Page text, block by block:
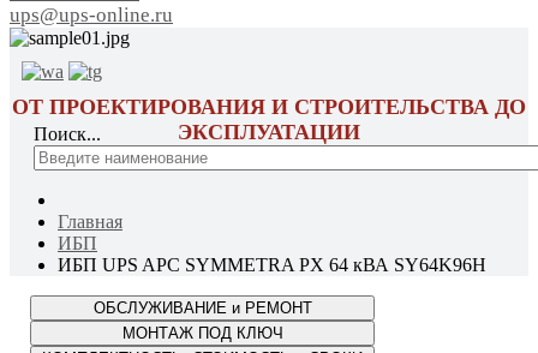
ups@ups-online.ru
ОТ ПРОЕКТИРОВАНИЯ И СТРОИТЕЛЬСТВА ДО
ЭКСПЛУАТАЦИИ
Поиск...
Главная
ИБП
ИБП UPS APC SYMMETRA PX 64 кВА SY64K96H